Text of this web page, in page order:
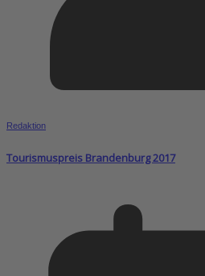
Redaktion
Tourismuspreis Brandenburg 2017